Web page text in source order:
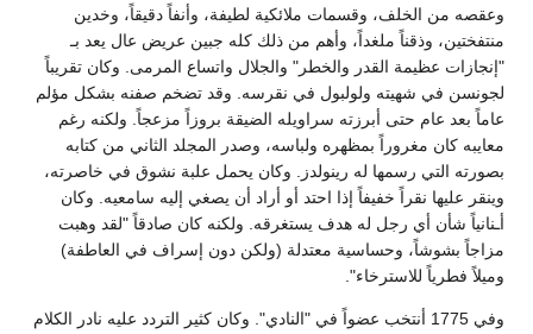
وعقصه من الخلف، وقسمات ملائكية لطيفة، وأنفاً دقيقاً، وخدين
منتفختين، وذقناً ملغداً، وأهم من ذلك كله جبين عريض عال يعد بـ
"إنجازات عظيمة القدر والخطر" والجلال واتساع المرمى. وكان تقريباً
لجونسن في شهيته ولولبول في نقرسه. وقد تضخم صفنه بشكل مؤلم
عاماً بعد عام حتى أبرزته سراويله الضيقة بروزاً مزعجاً. ولكنه رغم
معايبه كان مغروراً بمظهره ولباسه، وصدر المجلد الثاني من كتابه
بصورته التي رسمها له رينولدز. وكان يحمل علبة نشوق في خاصرته،
وينقر عليها نقراً خفيفاً إذا احتد أو أراد أن يصغي إليه سامعيه. وكان
أـنانياً شأن أي رجل له هدف يستغرقه. ولكنه كان صادقاً "لقد وهبت
مزاجاً بشوشاً، وحساسية معتدلة (ولكن دون إسراف في العاطفة)
وميلاً فطرياً للاسترخاء".
وفي 1775 أنتخب عضواً في "النادي". وكان كثير التردد عليه نادر الكلام